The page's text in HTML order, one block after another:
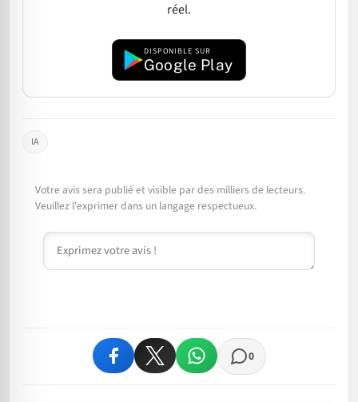
réel.
DISPONIBLE SUR
Google Play
IA
Votre avis sera publié et visible par des milliers de lecteurs.
Veuillez l'exprimer dans un langage respectueux.
Commentaire
0